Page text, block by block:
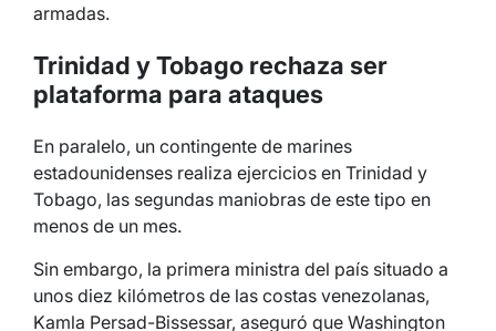
armadas.
Trinidad y Tobago rechaza ser
plataforma para ataques
En paralelo, un contingente de marines
estadounidenses realiza ejercicios en Trinidad y
Tobago, las segundas maniobras de este tipo en
menos de un mes.
Sin embargo, la primera ministra del país situado a
unos diez kilómetros de las costas venezolanas,
Kamla Persad-Bissessar, aseguró que Washington